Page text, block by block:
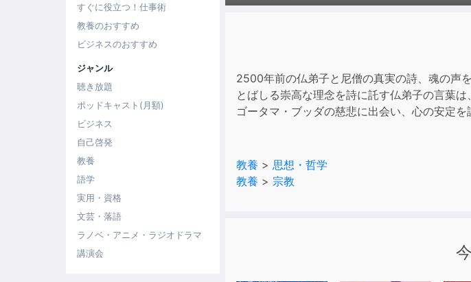
すぐに役立つ！仕事術
教養のおすすめ
ビジネスのおすすめ
ジャンル
聴き放題
ポッドキャスト(月額)
ビジネス
自己啓発
教養
語学
実用・資格
文芸・落語
ラノベ・アニメ・ラジオドラマ
講演会
2500年前の仏弟子と尼僧の真実の詩、魂の声
とばしる崇高な理念を詩に託す仏弟子の言葉
ゴータマ・ブッダの慈悲に出会い、心の安定
教養 > 思想・哲学
教養 > 宗教